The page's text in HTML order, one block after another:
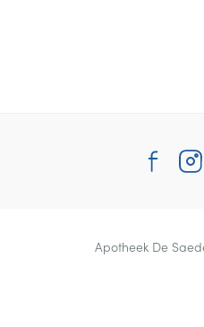
Contacteer ons
Apotheek De